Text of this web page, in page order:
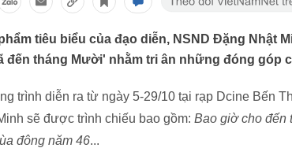
tiêu biểu của đạo diễn, NSND Đặng
đến tháng Mười' nhằm tri ân những đóng góp
trình diễn ra từ ngày 5-29/10 tại rạp Dcine Bến
sẽ được trình chiếu bao gồm: Bao giờ cho đến
đông năm 46...